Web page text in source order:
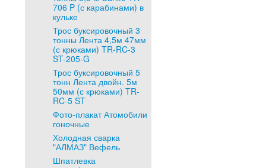
706 P (с карабинами) в
кульке
Трос буксировочный 3
тонны Лента 4,5м 47мм
(с крюками) TR-RC-3
ST-205-G
Трос буксировочный 5
тонн Лента двойн. 5м
50мм (с крюками) TR-
RC-5 ST
Фото-плакат Атомобили
гоночные
Холодная сварка
"АЛМАЗ" Вефель
Шпатлевка